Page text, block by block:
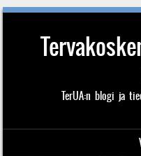
TerUA:n blogi ja